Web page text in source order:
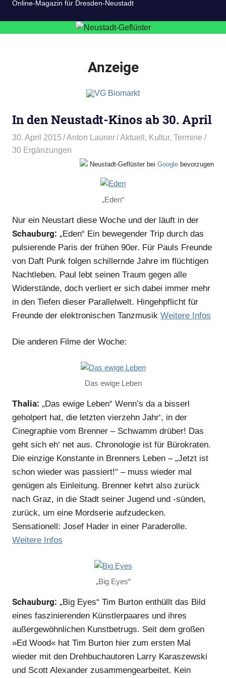
Online-Magazin für Dresden-Neustadt
Anzeige
In den Neustadt-Kinos ab 30. April
30. April 2015 Anton Launer Aktuell , Kultur,Termine /
30 Ergänzungen
Neustadt-Geflüster bei Google bevorzugen
„Eden“
Nur ein Neustart diese Woche und der läuft in der
Schauburg: „Eden“ Ein bewegender Trip durch das
pulsierende Paris der frühen 90er. Für Pauls Freunde
von Daft Punk folgen schillernde Jahre im flüchtigen
Nachtleben. Paul lebt seinen Traum gegen alle
Widerstände, doch verliert er sich dabei immer mehr
in den Tiefen dieser Parallelwelt. Hingehpflicht für
Freunde der elektronischen Tanzmusik Weitere Infos
Die anderen Filme der Woche:
Das ewige Leben
Thalia: „Das ewige Leben“ Wenn’s da a bisserl
geholpert hat, die letzten vierzehn Jahr‘, in der
Cinegraphie vom Brenner – Schwamm drüber! Das
geht sich eh‘ net aus. Chronologie ist für Bürokraten.
Die einzige Konstante in Brenners Leben – „Jetzt ist
schon wieder was passiert!“ – muss wieder mal
genügen als Einleitung. Brenner kehrt also zurück
nach Graz, in die Stadt seiner Jugend und -sünden,
zurück, um eine Mordserie aufzudecken.
Sensationell: Josef Hader in einer Paraderolle.
Weitere Infos
„Big Eyes“
Schauburg: „Big Eyes“ Tim Burton enthüllt das Bild
eines faszinierenden Künstlerpaares und ihres
außergewöhnlichen Kunstbetrugs. Seit dem großen
»Ed Wood« hat Tim Burton hier zum ersten Mal
wieder mit den Drehbuchautoren Larry Karaszewski
und Scott Alexander zusammengearbeitet. Kein